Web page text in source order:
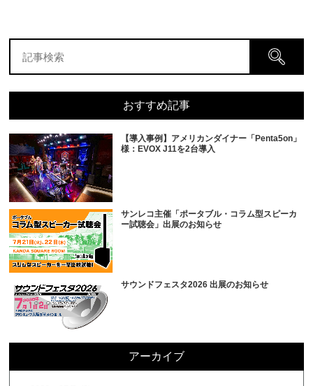
おすすめ記事
【導入事例】アメリカンダイナー「Penta5on」
様：EVOX J11を2台導入
サンレコ主催「ポータブル・コラム型スピーカ
ー試聴会」出展のお知らせ
サウンドフェスタ2026 出展のお知らせ
アーカイブ